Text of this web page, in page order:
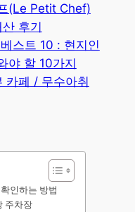
(Le Petit Chef)
후기
스트 10 : 현지인
야 할 10가지
카페 / 무수아취
인하는 방법
주차장